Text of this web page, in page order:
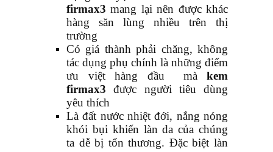
firmax3 mang lại nên được khác
hàng săn lùng nhiều trên thị
trường
Có giá thành phải chăng, không
tác dụng phụ chính là những điểm
ưu việt hàng đầu mà kem
firmax3 được người tiêu dùng
yêu thích
Là đất nước nhiệt đới, nắng nóng
khói bụi khiến làn da của chúng
ta dễ bị tổn thương. Đặc biệt làn